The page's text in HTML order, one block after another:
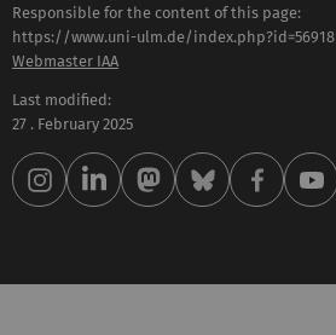
Responsible for the content of this page:
https://www.uni-ulm.de/index.php?id=56918
Webmaster IAA
Last modified:
27 . February 2025